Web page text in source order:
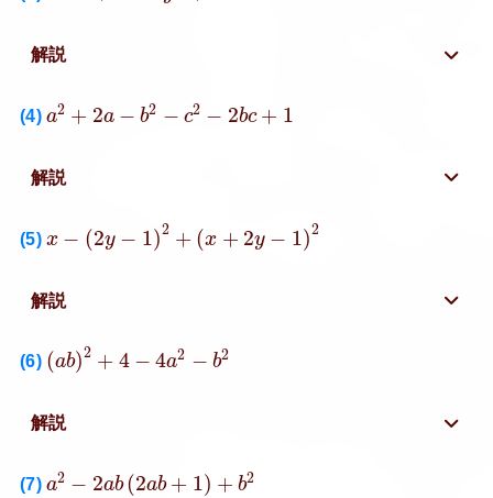
解説
(4) a2 + 2a − b2 − c2 − 2bc + 1
a2 + 2a 2− −2 c+1
解説
(5) x − (2y − 1)2 + (x + 2y − 1)2
2y + (x 2
解説
(6) (ab)2 + 4 − 4a2 − b2
( b)2 − 2 −
解説
(7) a2 − 2ab (2ab + 1) + b2
a2 2a b 2a b 1 )+ 2